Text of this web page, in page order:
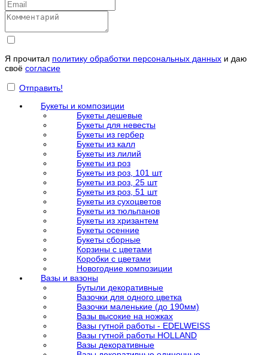
Я прочитал политику обработки персональных данных и даю
своё согласие
Отправить!
Букеты и композиции
Букеты дешевые
Букеты для невесты
Букеты из гербер
Букеты из калл
Букеты из лилий
Букеты из роз
Букеты из роз, 101 шт
Букеты из роз, 25 шт
Букеты из роз, 51 шт
Букеты из сухоцветов
Букеты из тюльпанов
Букеты из хризантем
Букеты осенние
Букеты сборные
Корзины с цветами
Коробки с цветами
Новогодние композиции
Вазы и вазоны
Бутыли декоративные
Вазочки для одного цветка
Вазочки маленькие (до 190мм)
Вазы высокие на ножках
Вазы гутной работы - EDELWEISS
Вазы гутной работы HOLLAND
Вазы декоративные